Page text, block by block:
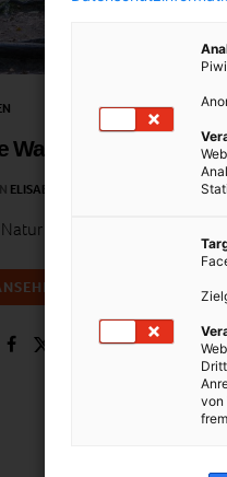
Wand
ELISABETH DEMETER
blickst, nur grün?
von